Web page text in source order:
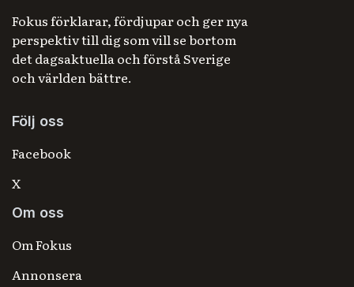
Fokus förklarar, fördjupar och ger nya
perspektiv till dig som vill se bortom
det dagsaktuella och förstå Sverige
och världen bättre.
Följ oss
Facebook
X
Om oss
Om Fokus
Annonsera